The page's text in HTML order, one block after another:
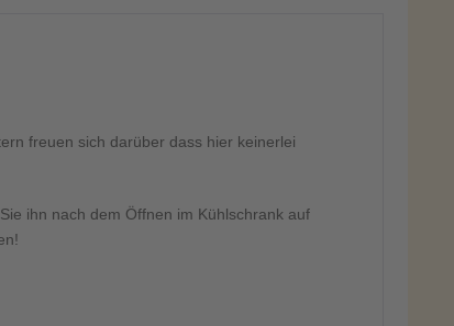
freuen sich darüber dass hier keinerlei
ihn nach dem Öffnen im Kühlschrank auf